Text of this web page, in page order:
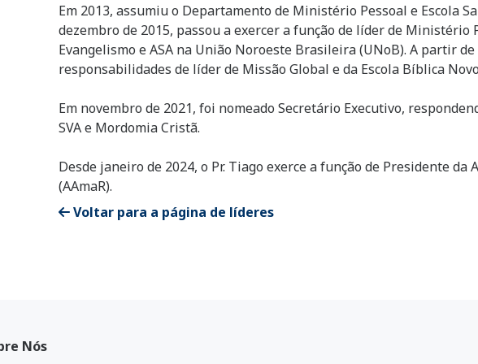
Em 2013, assumiu o Departamento de Ministério Pessoal e Escola
dezembro de 2015, passou a exercer a função de líder de Ministério
Evangelismo e ASA na União Noroeste Brasileira (UNoB). A partir
responsabilidades de líder de Missão Global e da Escola Bíblica
Em novembro de 2021, foi nomeado Secretário Executivo,
SVA e Mordomia Cristã.
Desde janeiro de 2024, o Pr. Tiago exerce a função de Presidente da
(AAmaR).
Voltar para a página de líderes
Nós